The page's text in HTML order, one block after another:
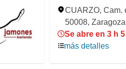
CUARZO, Cam.
50008,
Se abre en 3 h
más detalles